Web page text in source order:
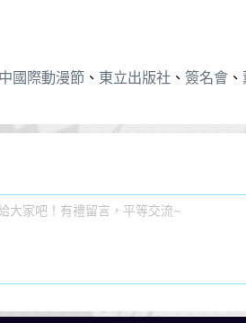
國際動漫節、 東立出版社 、 簽名會、